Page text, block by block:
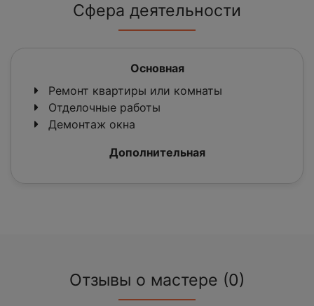
Сфера деятельности
Основная
Ремонт квартиры или комнаты
Отделочные работы
Демонтаж окна
Дополнительная
Отзывы о мастере (0)